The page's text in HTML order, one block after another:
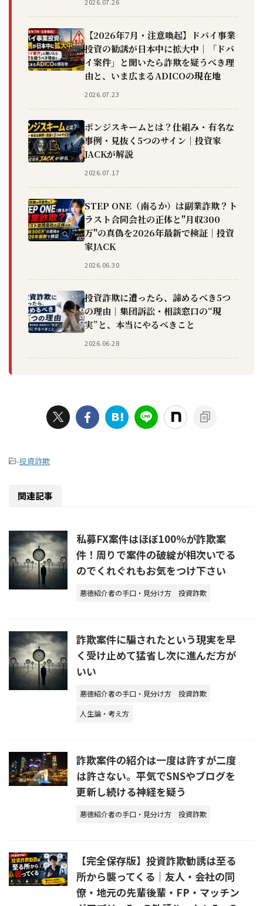
2026.07.26
【2026年7月・注意喚起】ドバイ事業
投資の勧誘が日本中に拡大中｜「ドバ
イ案件」と聞いたら詐欺を疑うべき理
由と、いま広まるADICOの現在地
2026.07.23
ポンジスキームとは？仕組み・有名な
事例・見抜く5つのサイン｜投資家
JACKが解説
2026.07.17
STEP ONE（南るか）は副業詐欺？ト
ラスト合同会社の正体と"月収300
万"の真偽を2026年最新で検証｜投資
家JACK
2026.06.30
投資詐欺に遭ったら、諦めるべき5つ
の理由｜集団訴訟・相談窓口の“現
実”と、本当にやるべきこと
2026.06.28
-投資詐欺
関連記事
私募FX案件はほぼ100％が詐欺案
件！周りで案件の破綻が相次いでる
のでくれぐれもお気をつけ下さい
悪徳紹介者の手口・見分け方 投資詐欺
詐欺案件に騙されたという現実を早
く受け止めて猛省し次に進んだ方が
いい
悪徳紹介者の手口・見分け方
投資詐欺
人生論・考え方
詐欺案件の紹介は一度は許すが二度
は許さない。平気でSNSやブログを
更新し続ける神経を疑う
悪徳紹介者の手口・見分け方 投資詐欺
【完全保存版】投資詐欺勧誘は至る
所から襲ってくる｜友人・会社の同
僚・地元の先輩後輩・FP・マッチン